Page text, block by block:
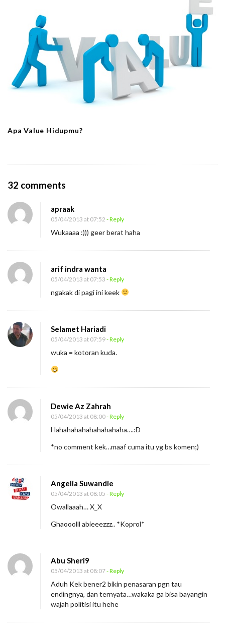
Apa Value Hidupmu?
32 comments
J
g
a
n
G
e
apraak
05/04/2013 at 07:52 - Reply
Wukaaaa :))) geer berat haha
arif indra wanta
05/04/2013 at 07:53 - Reply
ngakak di pagi ini keek
Selamet Hariadi
05/04/2013 at 07:59- Reply
wuka = kotoran kuda.
Dewie Az Zahrah
05/04/2013 at 08:00- Reply
Hahahahahahahahahaha….:D
*no comment kek…maaf cuma itu yg bs komen;)
Angelia Suwandie
05/04/2013 at 08:05 - Reply
Owallaaah… X_X
Ghaooolll abieeezzz.. *Koprol*
Abu Sheri9
05/04/2013 at 08:07- Reply
Aduh Kek bener2 bikin penasaran pgn tau
endingnya, dan ternyata…wakaka ga bisa bayangin
wajah politisi itu hehe